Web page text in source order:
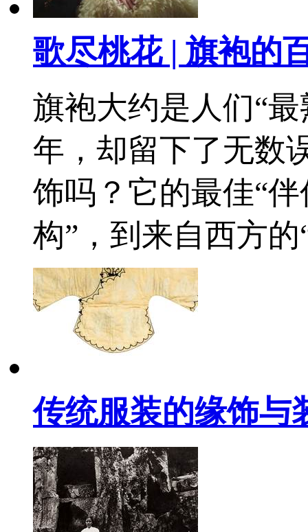
歌尽桃花 | 旗袍的
旗袍大约是人们“
年，却留下了无数
饰吗？它的最佳“
构”，到来自西方
传统服装的缘饰与